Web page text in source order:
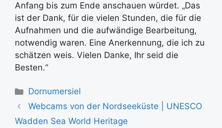
Anfang bis zum Ende anschauen würdet. „Das
ist der Dank, für die vielen Stunden, die für die
Aufnahmen und die aufwändige Bearbeitung,
notwendig waren. Eine Anerkennung, die ich zu
schätzen weis. Vielen Danke, Ihr seid die
Besten.“
Kategorien
Dornumersiel
Webcams von der Nordseeküste | UNESCO
Wadden Sea World Heritage